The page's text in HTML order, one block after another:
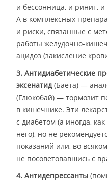
и бессонница, и ринит, и
А в комплексных
и риски, связанные с
работы желудочно-
ацидоз (закисление
3. Антидиабетические
эксенатид(Баета) —
(Глюкобай) — тормозит
в кишечнике. Эти
с диабетом (а иногда,
него), но не
показаний или, во
не посоветовавшись с
4. Антидепрессанты